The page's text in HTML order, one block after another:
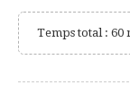
Temps total : 60